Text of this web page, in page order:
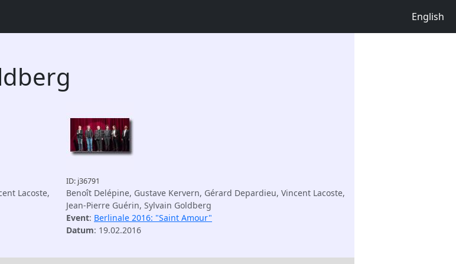
English
Lacoste,
ID: j36791
Benoît Delépine, Gustave Kervern, Gérard Depardieu, Vincent Lacoste,
Jean-Pierre Guérin, Sylvain Goldberg
Event: Berlinale 2016: "Saint Amour"
Datum: 19.02.2016